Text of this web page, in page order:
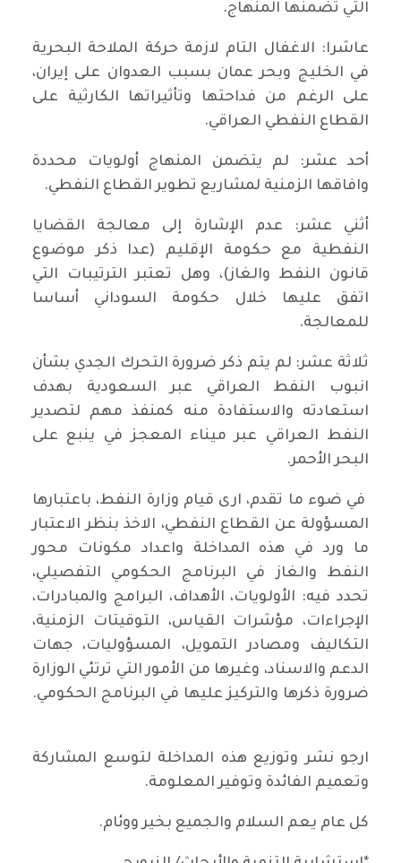
التي تضمنها المنهاج.
عاشرا: الاغفال التام لازمة حركة الملاحة البحرية
في الخليج وبحر عمان بسبب العدوان على إيران،
على الرغم من فداحتها وتأثيراتها الكارثية على
القطاع النفطي العراقي.
أحد عشر: لم يتضمن المنهاج أولويات محددة
وافاقها الزمنية لمشاريع تطوير القطاع النفطي.
أثني عشر: عدم الإشارة إلى معالجة القضايا
النفطية مع حكومة الإقليم (عدا ذكر موضوع
قانون النفط والغاز)، وهل تعتبر الترتيبات التي
اتفق عليها خلال حكومة السوداني أساسا
للمعالجة.
ثلاثة عشر: لم يتم ذكر ضرورة التحرك الجدي بشأن
انبوب النفط العراقي عبر السعودية بهدف
استعادته والاستفادة منه كمنفذ مهم لتصدير
النفط العراقي عبر ميناء المعجز في ينبع على
البحر الأحمر.
في ضوء ما تقدم، ارى قيام وزارة النفط، باعتبارها
المسؤولة عن القطاع النفطي، الاخذ بنظر الاعتبار
ما ورد في هذه المداخلة واعداد مكونات محور
النفط والغاز في البرنامج الحكومي التفصيلي،
تحدد فيه: الأولويات، الأهداف، البرامج والمبادرات،
الإجراءات، مؤشرات القياس، التوقيتات الزمنية،
التكاليف ومصادر التمويل، المسؤوليات، جهات
الدعم والاسناد، وغيرها من الأمور التي ترتئي الوزارة
ضرورة ذكرها والتركيز عليها في البرنامج الحكومي.
ارجو نشر وتوزيع هذه المداخلة لتوسع المشاركة
وتعميم الفائدة وتوفير المعلومة.
كل عام يعم السلام والجميع بخير ووئام.